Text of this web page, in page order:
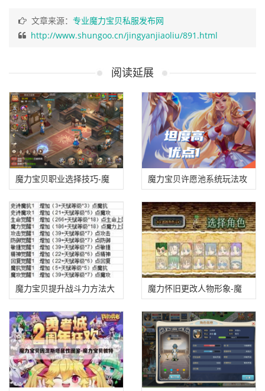
文章来源： 专业魔力宝贝私服发布网
http://www.shungoo.cn/jingyanjiaoliu/891.html
阅读延展
魔力宝贝职业选择技巧-魔
力宝贝职业选择技巧大全
魔力宝贝许愿池系统玩法攻
略解析-魔力宝贝许愿池系
统玩法攻略解析图
魔力宝贝提升战斗力方法大
盘点
魔力怀旧更改人物形象-魔
力怀旧更改人物形象怎么弄